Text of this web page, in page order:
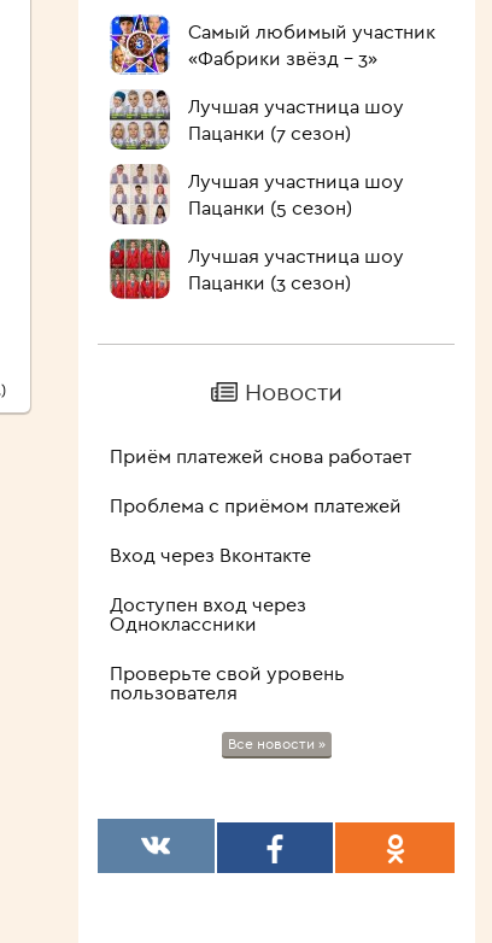
)
Самый любимый участник
«Фабрики звёзд – 3»
Лучшая участница шоу
Пацанки (7 сезон)
Лучшая участница шоу
Пацанки (5 сезон)
Лучшая участница шоу
Пацанки (3 сезон)
Новости
Приём платежей снова работает
Проблема с приёмом платежей
Вход через Вконтакте
Доступен вход через
Одноклассники
Проверьте свой уровень
пользователя
Все новости »